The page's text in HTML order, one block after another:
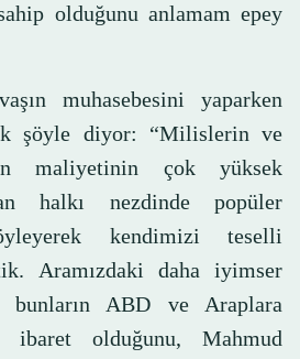
olduğunu anlamam epey
muhasebesini yaparken
şöyle diyor: “Milislerin ve
maliyetinin çok yüksek
halkı nezdinde popüler
kendimizi teselli
Aramızdaki daha iyimser
ABD ve Araplara
ibaret olduğunu, Mahmud